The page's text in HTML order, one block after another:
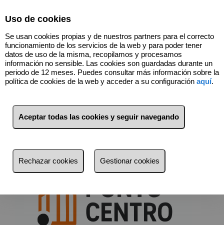
En el PUNTO CENTRO de tus necesidades
inmobiliarias
Uso de cookies
Se usan cookies propias y de nuestros partners para el correcto
funcionamiento de los servicios de la web y para poder tener
datos de uso de la misma, recopilamos y procesamos
información no sensible. Las cookies son guardadas durante un
periodo de 12 meses. Puedes consultar más información sobre la
política de cookies de la web y acceder a su configuración aquí.
Aceptar todas las cookies y seguir navegando
Rechazar cookies Gestionar cookies